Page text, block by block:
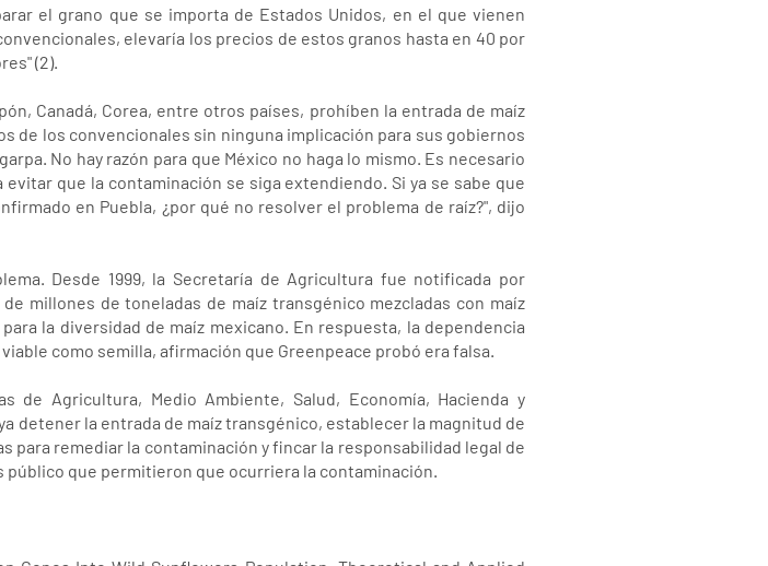
el grano que se importa de Estados Unidos, en el que vienen
elevaría los precios de estos granos hasta en 40 por
(2).
Canadá, Corea, entre otros países, prohíben la entrada de maíz
de los convencionales sin ninguna implicación para sus gobiernos
No hay razón para que México no haga lo mismo. Es necesario
que la contaminación se siga extendiendo. Si ya se sabe que
en Puebla, ¿por qué no resolver el problema de raíz?", dijo
Desde 1999, la Secretaría de Agricultura fue notificada por
millones de toneladas de maíz transgénico mezcladas con maíz
la diversidad de maíz mexicano. En respuesta, la dependencia
como semilla, afirmación que Greenpeace probó era falsa.
de Agricultura, Medio Ambiente, Salud, Economía, Hacienda y
detener la entrada de maíz transgénico, establecer la magnitud de
para remediar la contaminación y fincar la responsabilidad legal de
que permitieron que ocurriera la contaminación.